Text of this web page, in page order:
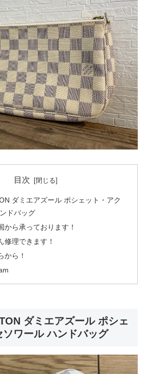
目次
ダミエアズール ポシェット・アク
ドバッグ
から承っております！
修理できます！
から！
ダミエアズール ポシェ
ソワール ハンドバッグ